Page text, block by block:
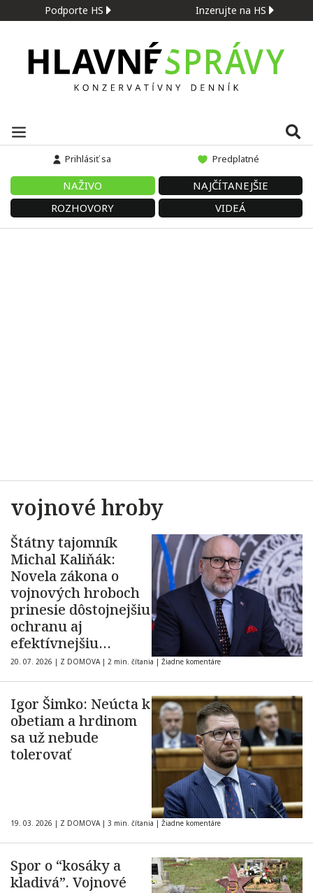
Podporte HS Inzerujte na HS
Prihlásiť sa Predplatné
NAŽIVO
NAJČÍTANEJŠIE
ROZHOVORY
VIDEÁ
vojnové hroby
Štátny tajomník
Michal Kaliňák:
Novela zákona o
vojnových hroboch
prinesie dôstojnejšiu
ochranu aj
efektívnejšiu
starostlivosť
20. 07. 2026 | Z DOMOVA | 2 min. čítania | Žiadne komentáre
Igor Šimko: Neúcta k
obetiam a hrdinom
sa už nebude
tolerovať
19. 03. 2026 | Z DOMOVA | 3 min. čítania | Žiadne komentáre
Spor o “kosáky a
kladivá”. Vojnové